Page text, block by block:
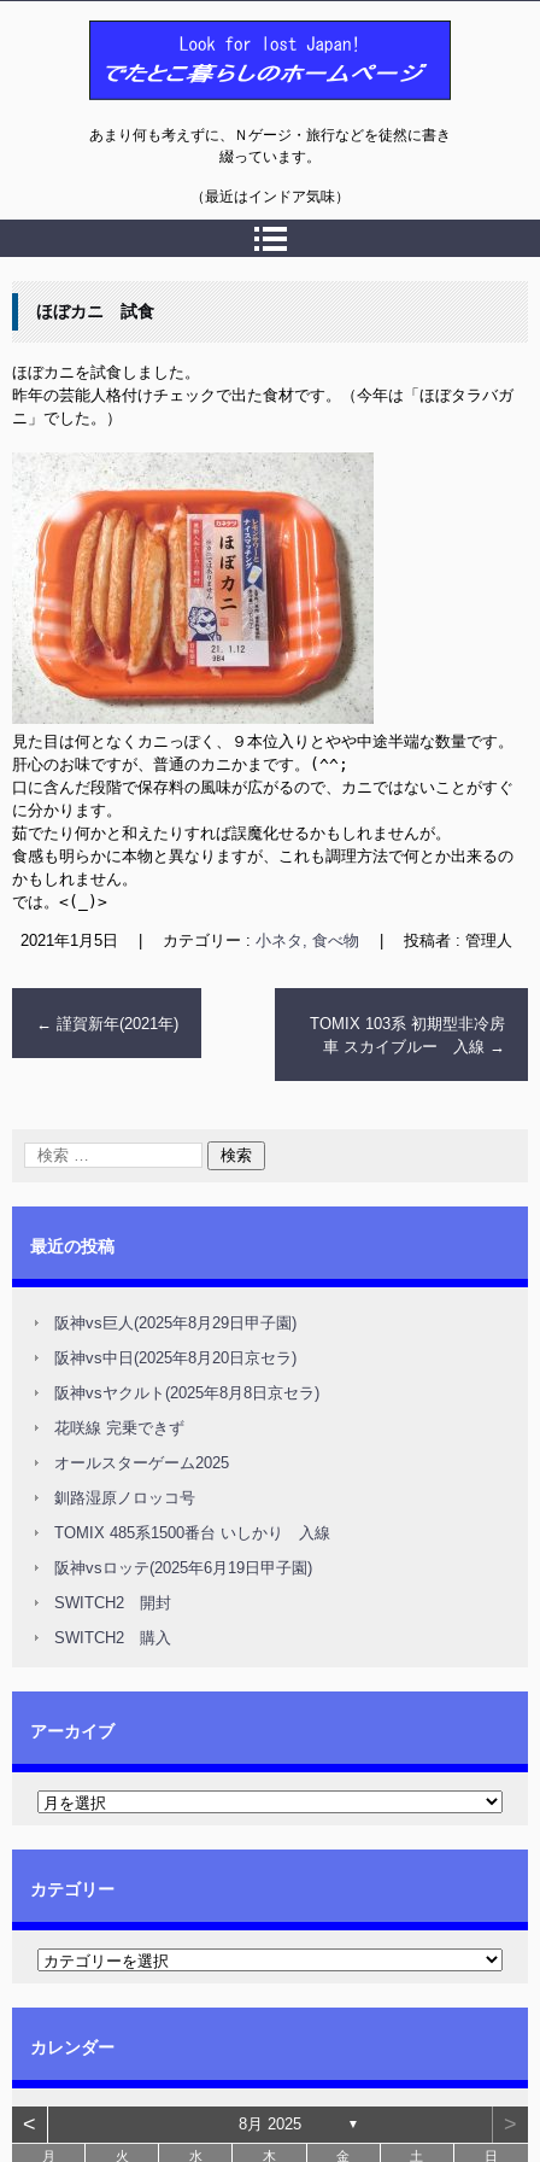
あまり何も考えずに、Ｎゲージ・旅行などを徒然に書き
綴っています。
（最近はインドア気味）
ほぼカニ 試食
ほぼカニを試食しました。
昨年の芸能人格付けチェックで出た食材です。（今年は「ほぼタラバガ
ニ」でした。）
見た目は何となくカニっぽく、９本位入りとやや中途半端な数量です。
肝心のお味ですが、普通のカニかまです。(^^;
口に含んだ段階で保存料の風味が広がるので、カニではないことがすぐ
に分かります。
茹でたり何かと和えたりすれば誤魔化せるかもしれませんが。
食感も明らかに本物と異なりますが、これも調理方法で何とか出来るの
かもしれません。
では。<(_)>
2021年1月5日 カテゴリー : 小ネタ, 食べ物 投稿者 : 管理人
← 謹賀新年(2021年)
TOMIX 103系 初期型非冷房
車 スカイブルー 入線 →
最近の投稿
阪神vs巨人(2025年8月29日甲子園)
阪神vs中日(2025年8月20日京セラ)
阪神vsヤクルト(2025年8月8日京セラ)
花咲線 完乗できず
オールスターゲーム2025
釧路湿原ノロッコ号
TOMIX 485系1500番台 いしかり 入線
阪神vsロッテ(2025年6月19日甲子園)
SWITCH2 開封
SWITCH2 購入
アーカイブ
カテゴリー
カレンダー
< 8月 2025 ▼ >
月 火 水 木 金 土 日